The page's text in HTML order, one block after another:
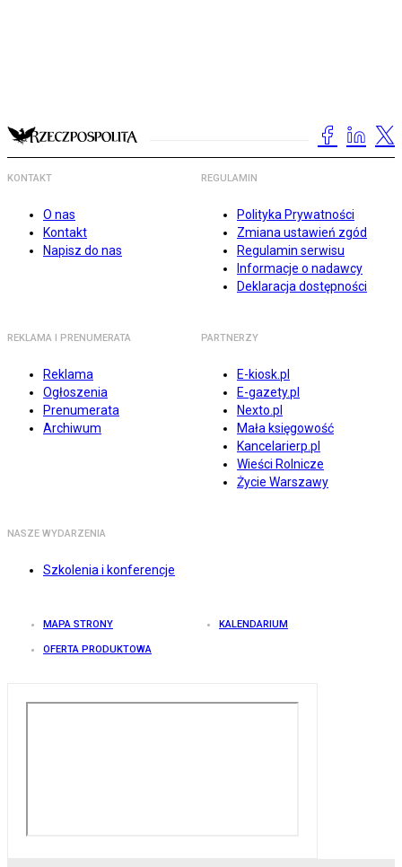
KONTAKT
O nas
Kontakt
Napisz do nas
REGULAMIN
Polityka Prywatności
Zmiana ustawień zgód
Regulamin serwisu
Informacje o nadawcy
Deklaracja dostępności
REKLAMA I PRENUMERATA
Reklama
Ogłoszenia
Prenumerata
Archiwum
PARTNERZY
E-kiosk.pl
E-gazety.pl
Nexto.pl
Mała księgowość
Kancelarierp.pl
Wieści Rolnicze
Życie Warszawy
NASZE WYDARZENIA
Szkolenia i konferencje
MAPA STRONY KALENDARIUM
OFERTA PRODUKTOWA